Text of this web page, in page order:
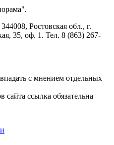
Ростовская обл., г.
35, оф. 1. Тел. 8 (863) 267-
с мнением отдельных
ссылка обязательна